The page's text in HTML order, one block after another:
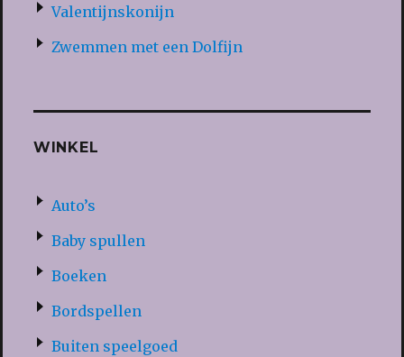
Valentijnskonijn
Zwemmen met een Dolfijn
WINKEL
Auto’s
Baby spullen
Boeken
Bordspellen
Buiten speelgoed